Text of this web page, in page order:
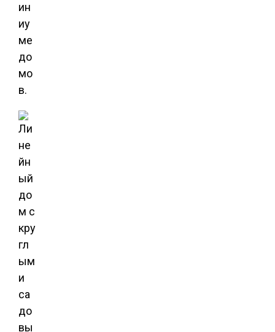
ин
иу
ме
до
мо
в.